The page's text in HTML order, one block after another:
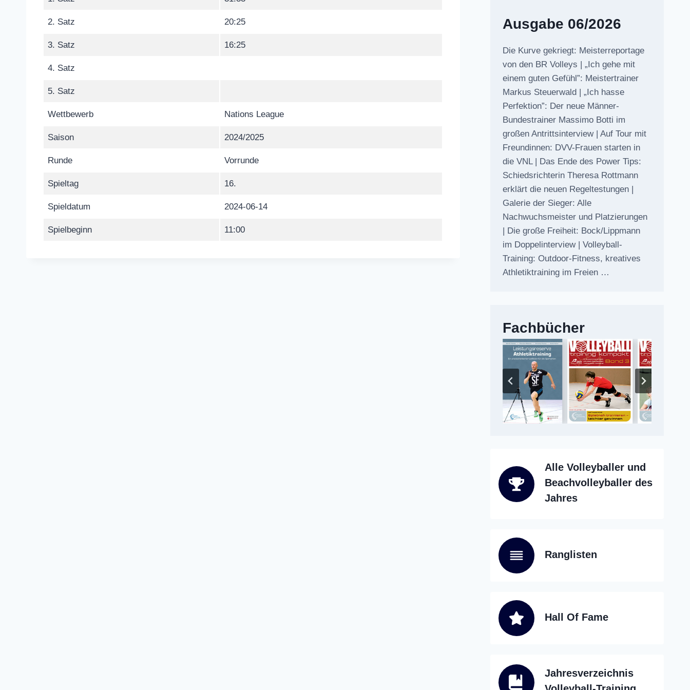
2. Satz 20:25
3. Satz 16:25
4. Satz
5. Satz
Wettbewerb Nations League
Saison 2024/2025
Runde Vorrunde
Spieltag 16.
Spieldatum 2024-06-14
Spielbeginn 11:00
Ausgabe 06/2026
Die Kurve gekriegt: Meisterreportage
von den BR Volleys | „Ich gehe mit
einem guten Gefühl”: Meistertrainer
Markus Steuerwald | „Ich hasse
Perfektion”: Der neue Männer-
Bundestrainer Massimo Botti im
großen Antrittsinterview | Auf Tour mit
Freundinnen: DVV-Frauen starten in
die VNL | Das Ende des Power Tips:
Schiedsrichterin Theresa Rottmann
erklärt die neuen Regeltestungen |
Galerie der Sieger: Alle
Nachwuchsmeister und Platzierungen
| Die große Freiheit: Bock/Lippmann
im Doppelinterview | Volleyball-
Training: Outdoor-Fitness, kreatives
Athletiktraining im Freien …
Fachbücher
Alle Volleyballer und
Beachvolleyballer des
Jahres
Ranglisten
Hall Of Fame
Jahresverzeichnis